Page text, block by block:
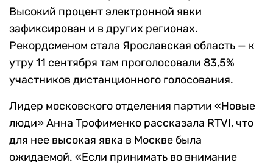
Высокий процент электронной явки
зафиксирован и в других регионах.
Рекордсменом стала Ярославская область — к
утру 11 сентября там проголосовали 83,5%
участников дистанционного голосования.
Лидер московского отделения партии «Новые
люди» Анна Трофименко рассказала RTVI, что
для нее высокая явка в Москве была
ожидаемой. «Если принимать во внимание